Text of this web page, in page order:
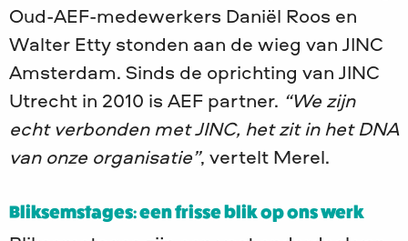
Oud-AEF-medewerkers Daniël Roos en
Walter Etty stonden aan de wieg van JINC
Amsterdam. Sinds de oprichting van JINC
Utrecht in 2010 is AEF partner. “We zijn
echt verbonden met JINC, het zit in het DNA
van onze organisatie”, vertelt Merel.
Bliksemstages: een frisse blik op ons werk